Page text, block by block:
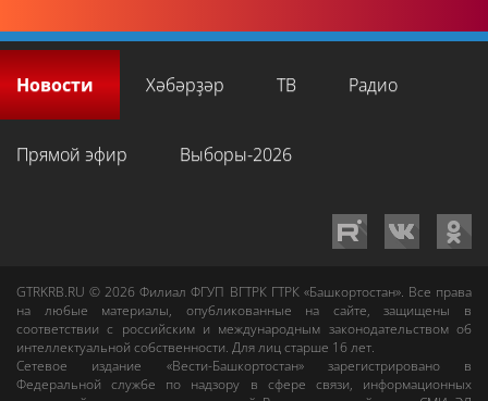
Новости Хәбәрҙәр ТВ Радио
Прямой эфир Выборы-2026
GTRKRB.RU © 2026Филиал ФГУП ВГТРК ГТРК «Башкортостан». Все права
на любые материалы, опубликованные на сайте, защищены в
соответствии с российским и международным законодательством об
интеллектуальной собственности. Для лиц старше 16 лет.
Сетевое издание «Вести-Башкортостан»зарегистрировано в
Федеральной службе по надзору в сфере связи, информационных